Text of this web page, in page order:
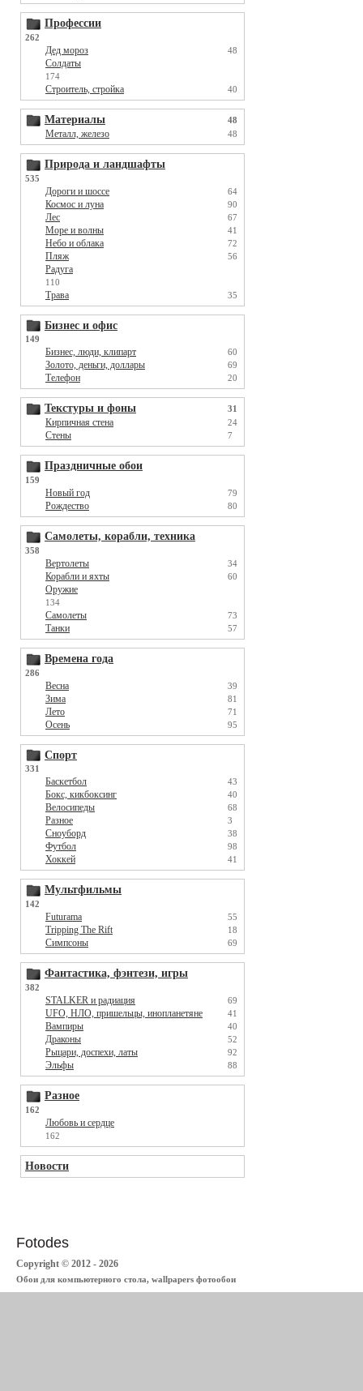
Профессии
262
Дед мороз 48
Солдаты
174
Строитель, стройка 40
Материалы 48
Металл, железо 48
Природа и ландшафты
535
Дороги и шоссе 64
Космос и луна 90
Лес 67
Море и волны 41
Небо и облака 72
Пляж 56
Радуга
110
Трава 35
Бизнес и офис
149
Бизнес, люди, клипарт 60
Золото, деньги, доллары 69
Телефон 20
Текстуры и фоны 31
Кирпичная стена 24
Стены 7
Праздничные обои
159
Новый год 79
Рождество 80
Самолеты, корабли, техника
358
Вертолеты 34
Корабли и яхты 60
Оружие
134
Самолеты 73
Танки 57
Времена года
286
Весна 39
Зима 81
Лето 71
Осень 95
Спорт
331
Баскетбол 43
Бокс, кикбоксинг 40
Велосипеды 68
Разное 3
Сноуборд 38
Футбол 98
Хоккей 41
Мультфильмы
142
Futurama 55
Tripping The Rift 18
Симпсоны 69
Фантастика, фэнтези, игры
382
STALKER и радиация 69
UFO, НЛО, пришельцы, инопланетяне 41
Вампиры 40
Драконы 52
Рыцари, доспехи, латы 92
Эльфы 88
Разное
162
Любовь и сердце
162
Новости
Fotodes
Copyright © 2012 - 2026
Обои для компьютерного стола, wallpapers фотообои